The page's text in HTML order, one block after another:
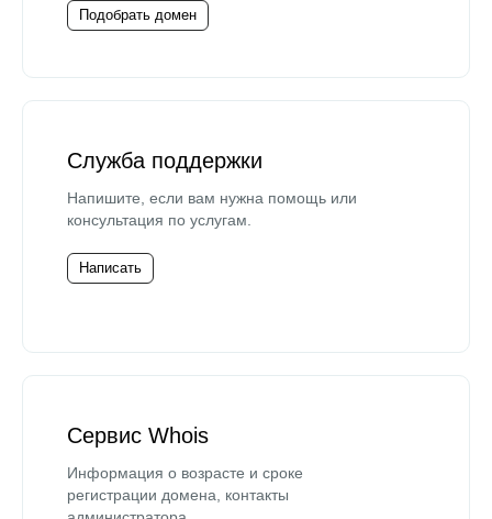
Подобрать домен
Служба поддержки
Напишите, если вам нужна помощь или
консультация по услугам.
Написать
Сервис Whois
Информация о возрасте и сроке
регистрации домена, контакты